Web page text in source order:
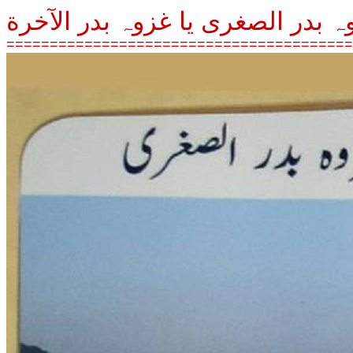
بدر الصغرى یا غزوہ بدر الآخرة
========================================